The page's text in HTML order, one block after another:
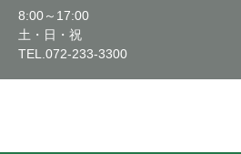
8:00～17:00
土・日・祝
TEL.072-233-3300